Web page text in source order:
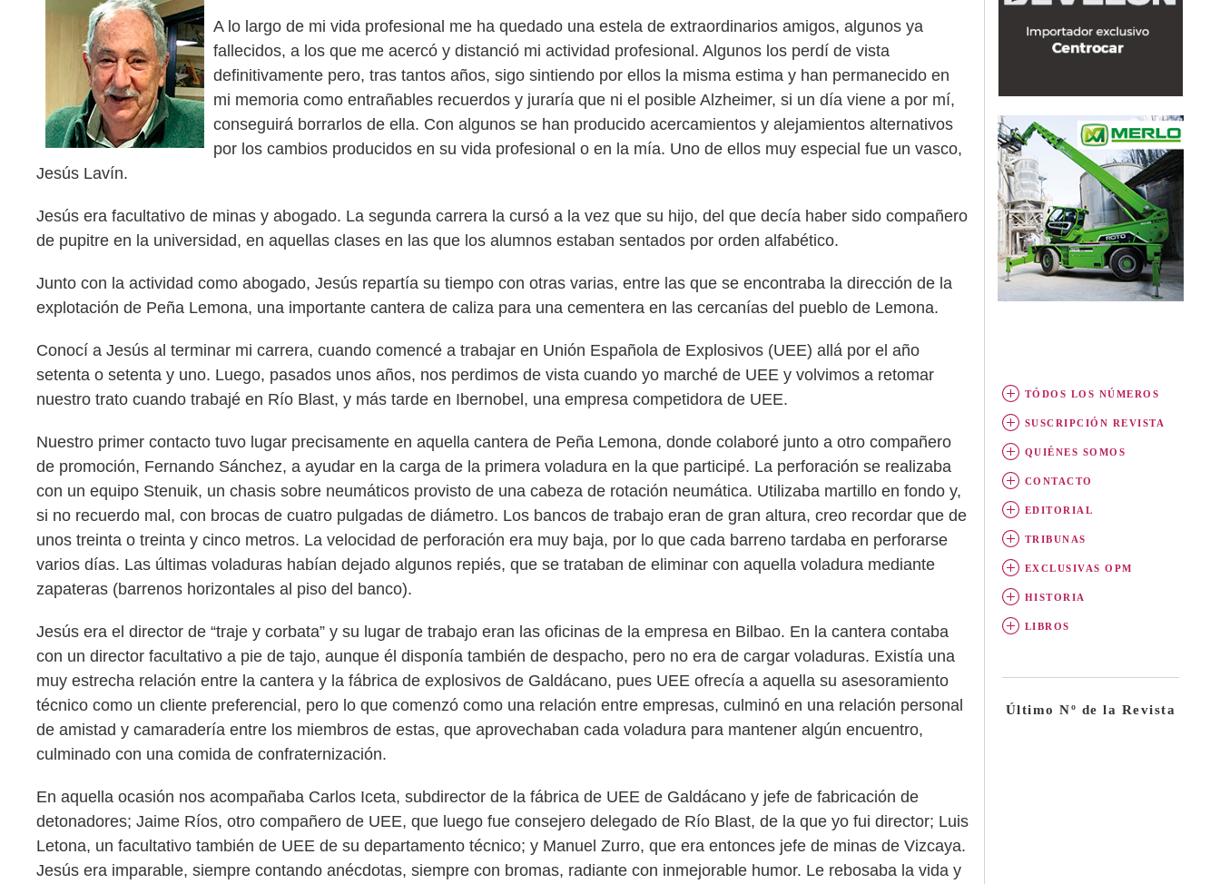
A lo largo de mi vida profesional me ha quedado una estela de extraordinarios amigos, algunos ya
fallecidos, a los que me acercó y distanció mi actividad profesional. Algunos los perdí de vista
definitivamente pero, tras tantos años, sigo sintiendo por ellos la misma estima y han permanecido en
mi memoria como entrañables recuerdos y juraría que ni el posible Alzheimer, si un día viene a por mí,
conseguirá borrarlos de ella. Con algunos se han producido acercamientos y alejamientos alternativos
por los cambios producidos en su vida profesional o en la mía. Uno de ellos muy especial fue un vasco,
Jesús Lavín.
Jesús era facultativo de minas y abogado. La segunda carrera la cursó a la vez que su hijo, del que decía haber sido compañero
de pupitre en la universidad, en aquellas clases en las que los alumnos estaban sentados por orden alfabético.
Junto con la actividad como abogado, Jesús repartía su tiempo con otras varias, entre las que se encontraba la dirección de la
explotación de Peña Lemona, una importante cantera de caliza para una cementera en las cercanías del pueblo de Lemona.
Conocí a Jesús al terminar mi carrera, cuando comencé a trabajar en Unión Española de Explosivos (UEE) allá por el año
setenta o setenta y uno. Luego, pasados unos años, nos perdimos de vista cuando yo marché de UEE y volvimos a retomar
nuestro trato cuando trabajé en Río Blast, y más tarde en Ibernobel, una empresa competidora de UEE.
Nuestro primer contacto tuvo lugar precisamente en aquella cantera de Peña Lemona, donde colaboré junto a otro compañero
de promoción, Fernando Sánchez, a ayudar en la carga de la primera voladura en la que participé. La perforación se realizaba
con un equipo Stenuik, un chasis sobre neumáticos provisto de una cabeza de rotación neumática. Utilizaba martillo en fondo y,
si no recuerdo mal, con brocas de cuatro pulgadas de diámetro. Los bancos de trabajo eran de gran altura, creo recordar que de
unos treinta o treinta y cinco metros. La velocidad de perforación era muy baja, por lo que cada barreno tardaba en perforarse
varios días. Las últimas voladuras habían dejado algunos repiés, que se trataban de eliminar con aquella voladura mediante
zapateras (barrenos horizontales al piso del banco).
Jesús era el director de “traje y corbata” y su lugar de trabajo eran las oficinas de la empresa en Bilbao. En la cantera contaba
con un director facultativo a pie de tajo, aunque él disponía también de despacho, pero no era de cargar voladuras. Existía una
muy estrecha relación entre la cantera y la fábrica de explosivos de Galdácano, pues UEE ofrecía a aquella su asesoramiento
técnico como un cliente preferencial, pero lo que comenzó como una relación entre empresas, culminó en una relación personal
de amistad y camaradería entre los miembros de estas, que aprovechaban cada voladura para mantener algún encuentro,
culminado con una comida de confraternización.
En aquella ocasión nos acompañaba Carlos Iceta, subdirector de la fábrica de UEE de Galdácano y jefe de fabricación de
detonadores; Jaime Ríos, otro compañero de UEE, que luego fue consejero delegado de Río Blast, de la que yo fui director; Luis
Letona, un facultativo también de UEE de su departamento técnico; y Manuel Zurro, que era entonces jefe de minas de Vizcaya.
Jesús era imparable, siempre contando anécdotas, siempre con bromas, radiante con inmejorable humor. Le rebosaba la vida y
TÓDOS LOS NÚMEROS
SUSCRIPCIÓN REVISTA
QUIÉNES SOMOS
CONTACTO
EDITORIAL
TRIBUNAS
EXCLUSIVAS OPM
HISTORIA
LIBROS
Último Nº de la Revista